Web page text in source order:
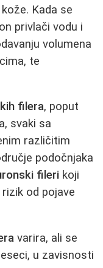
Kada se
privlači vodu i
volumena
te
filera, poput
svaki sa
različitim
podočnjaka
fileri koji
od pojave
varira, ali se
u zavisnosti